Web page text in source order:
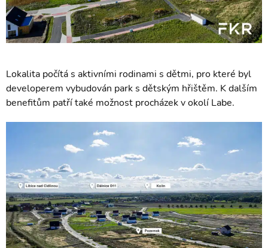
Lokalita počítá s aktivními rodinami s dětmi, pro které byl
developerem vybudován park s dětským hřištěm. K dalším
benefitům patří také možnost procházek v okolí Labe.